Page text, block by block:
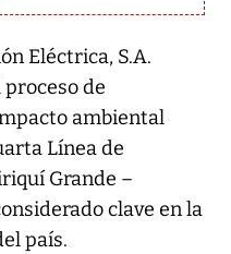
Eléctrica, S.A.
de
ambiental
Línea de
Grande –
clave en la
país.